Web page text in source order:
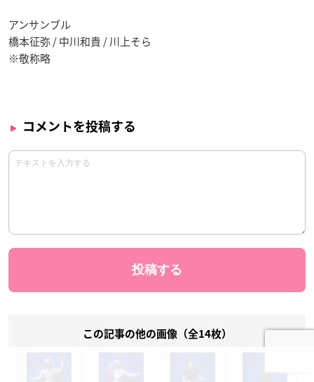
アンサンブル
橋本征弥 / 中川和貴 / 川上そら
※敬称略
コメントを投稿する
この記事の他の画像（全14枚）